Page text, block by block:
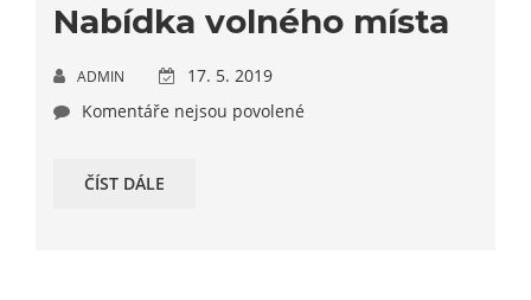
Nabídka volného místa
ADMIN
17. 5. 2019
Komentáře nejsou povolené
ČÍST DÁLE